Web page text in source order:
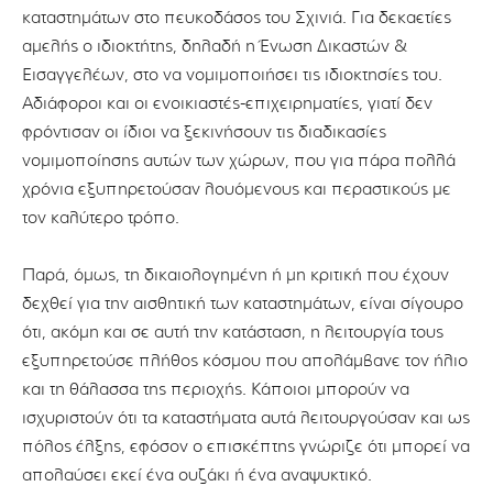
καταστημάτων στο πευκοδάσος του Σχινιά. Για δεκαετίες
αμελής ο ιδιοκτήτης, δηλαδή η Ένωση Δικαστών &
Εισαγγελέων, στο να νομιμοποιήσει τις ιδιοκτησίες του.
Αδιάφοροι και οι ενοικιαστές-επιχειρηματίες, γιατί δεν
φρόντισαν οι ίδιοι να ξεκινήσουν τις διαδικασίες
νομιμοποίησης αυτών των χώρων, που για πάρα πολλά
χρόνια εξυπηρετούσαν λουόμενους και περαστικούς με
τον καλύτερο τρόπο.
Παρά, όμως, τη δικαιολογημένη ή μη κριτική που έχουν
δεχθεί για την αισθητική των καταστημάτων, είναι σίγουρο
ότι, ακόμη και σε αυτή την κατάσταση, η λειτουργία τους
εξυπηρετούσε πλήθος κόσμου που απολάμβανε τον ήλιο
και τη θάλασσα της περιοχής. Κάποιοι μπορούν να
ισχυριστούν ότι τα καταστήματα αυτά λειτουργούσαν και ως
πόλος έλξης, εφόσον ο επισκέπτης γνώριζε ότι μπορεί να
απολαύσει εκεί ένα ουζάκι ή ένα αναψυκτικό.